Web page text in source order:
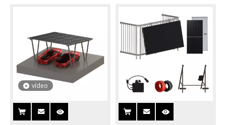
sistemas de montagem de
telhado da Coréia
vídeo